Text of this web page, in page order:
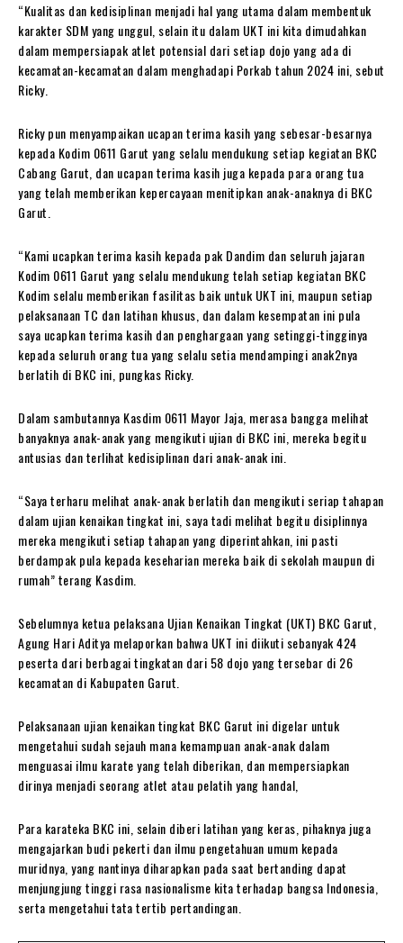
“Kualitas dan kedisiplinan menjadi hal yang utama dalam membentuk
karakter SDM yang unggul, selain itu dalam UKT ini kita dimudahkan
dalam mempersiapak atlet potensial dari setiap dojo yang ada di
kecamatan-kecamatan dalam menghadapi Porkab tahun 2024 ini, sebut
Ricky.
Ricky pun menyampaikan ucapan terima kasih yang sebesar-besarnya
kepada Kodim 0611 Garut yang selalu mendukung setiap kegiatan BKC
Cabang Garut, dan ucapan terima kasih juga kepada para orang tua
yang telah memberikan kepercayaan menitipkan anak-anaknya di BKC
Garut.
“Kami ucapkan terima kasih kepada pak Dandim dan seluruh jajaran
Kodim 0611 Garut yang selalu mendukung telah setiap kegiatan BKC
Kodim selalu memberikan fasilitas baik untuk UKT ini, maupun setiap
pelaksanaan TC dan latihan khusus, dan dalam kesempatan ini pula
saya ucapkan terima kasih dan penghargaan yang setinggi-tingginya
kepada seluruh orang tua yang selalu setia mendampingi anak2nya
berlatih di BKC ini, pungkas Ricky.
Dalam sambutannya Kasdim 0611 Mayor Jaja, merasa bangga melihat
banyaknya anak-anak yang mengikuti ujian di BKC ini, mereka begitu
antusias dan terlihat kedisiplinan dari anak-anak ini.
“Saya terharu melihat anak-anak berlatih dan mengikuti seriap tahapan
dalam ujian kenaikan tingkat ini, saya tadi melihat begitu disiplinnya
mereka mengikuti setiap tahapan yang diperintahkan, ini pasti
berdampak pula kepada keseharian mereka baik di sekolah maupun di
rumah” terang Kasdim.
Sebelumnya ketua pelaksana Ujian Kenaikan Tingkat (UKT) BKC Garut,
Agung Hari Aditya melaporkan bahwa UKT ini diikuti sebanyak 424
peserta dari berbagai tingkatan dari 58 dojo yang tersebar di 26
kecamatan di Kabupaten Garut.
Pelaksanaan ujian kenaikan tingkat BKC Garut ini digelar untuk
mengetahui sudah sejauh mana kemampuan anak-anak dalam
menguasai ilmu karate yang telah diberikan, dan mempersiapkan
dirinya menjadi seorang atlet atau pelatih yang handal,
Para karateka BKC ini, selain diberi latihan yang keras, pihaknya juga
mengajarkan budi pekerti dan ilmu pengetahuan umum kepada
muridnya, yang nantinya diharapkan pada saat bertanding dapat
menjungjung tinggi rasa nasionalisme kita terhadap bangsa Indonesia,
serta mengetahui tata tertib pertandingan.